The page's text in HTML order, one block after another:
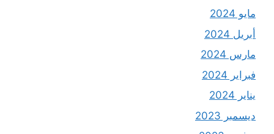
مايو 2024
أبريل 2024
مارس 2024
فبراير 2024
يناير 2024
ديسمبر 2023